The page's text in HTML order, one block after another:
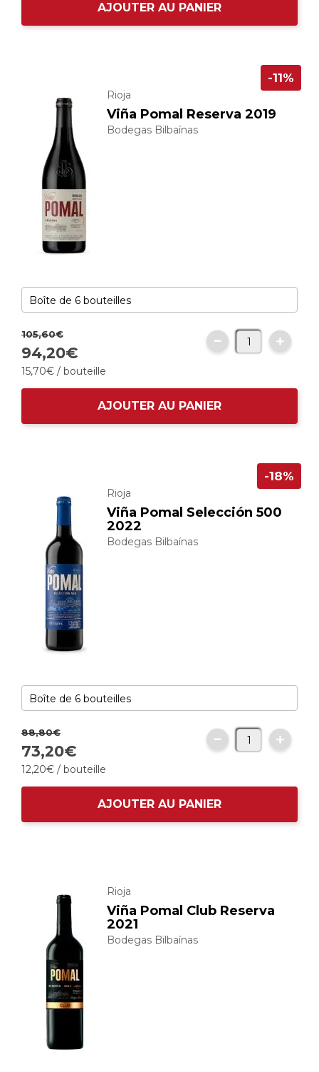
AJOUTER AU PANIER
Rioja
Viña Pomal Reserva 2019
Bodegas Bilbaínas
-11%
105,60€
94,20€
15,70€ / bouteille
AJOUTER AU PANIER
Rioja
Viña Pomal Selección 500
2022
Bodegas Bilbaínas
-18%
88,80€
73,20€
12,20€ / bouteille
AJOUTER AU PANIER
Rioja
Viña Pomal Club Reserva
2021
Bodegas Bilbaínas